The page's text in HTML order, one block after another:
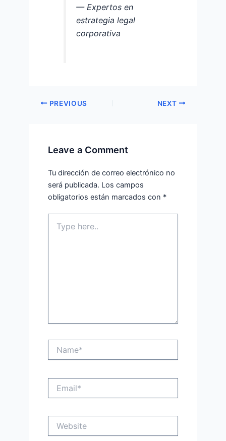
— Expertos en
estrategia legal
corporativa
PREVIOUS NEXT
Leave a Comment
Tu dirección de correo electrónico no
será publicada. Los campos
obligatorios están marcados con *
here..